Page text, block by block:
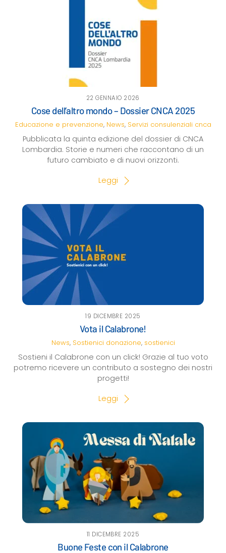
22 GENNAIO 2026
Cose dell’altro mondo – Dossier CNCA 2025
Educazione e prevenzione, News, Servizi consulenziali cnca
Pubblicata la quinta edizione del dossier di CNCA
Lombardia. Storie e numeri che raccontano di un
futuro cambiato e di nuovi orizzonti.
Leggi
19 DICEMBRE 2025
Vota il Calabrone!
News, Sostienici donazione, sostienici
Sostieni il Calabrone con un click! Grazie al tuo voto
potremo ricevere un contributo a sostegno dei nostri
progetti!
Leggi
11 DICEMBRE 2025
Buone Feste con il Calabrone